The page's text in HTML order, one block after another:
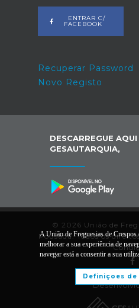
ENTRAR C/
FACEBOOK
Recuperar Password
Novo Registo
DESCARREGUE
GESAUTARQUIA,
© 2026 União de
Pousada. Todos os
A União de Freguesias de Crespos
melhorar a sua experiência de
navegar está a consentir a sua
Definiçoes de